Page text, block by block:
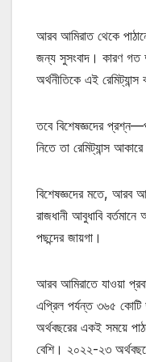
আরব আমিরাত থেকে
জন্য সুসংবাদ। কারণ গত
অর্থনীতিকে এই রেমিট্যান্স
তবে বিশেষজ্ঞদের
নিতে তা রেমিট্যান্স
বিশেষজ্ঞদের মতে, আরব
রাজধানী আবুধাবি
পছন্দের জায়গা।
আরব আমিরাতে যাওয়া
এপ্রিল পর্যন্ত ৩৬৫ কোটি
অর্থবছরের একই সময়ে
বেশি। ২০২২-২৩